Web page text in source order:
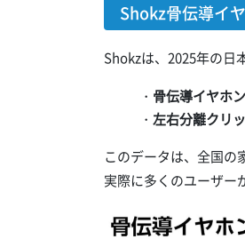
Shokz骨伝導イ
Shokzは、2025年の日
・ 骨伝導イヤホ
・ 左右分離クリ
このデータは、全国の
実際に多くのユーザー